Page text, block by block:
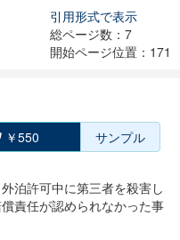
引用形式で表示
総ページ数：7
開始ページ位置：171
￥550 サンプル
泊許可中に第三者を殺害し
責任が認められなかった事